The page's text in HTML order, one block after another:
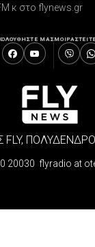
κ στο flynews.gr
ΜΑΣ
FLY,
20030 flyradio at